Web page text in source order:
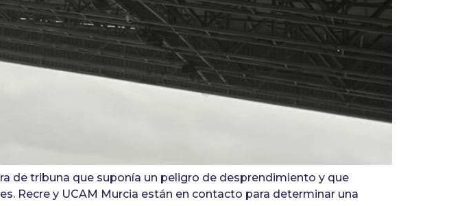
de tribuna que suponía un peligro de desprendimiento y que
Recre y UCAM Murcia están en contacto para determinar una